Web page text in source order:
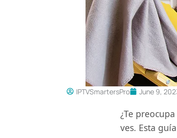
IPTVSmartersPro June 9,
¿Te
ves. Esta